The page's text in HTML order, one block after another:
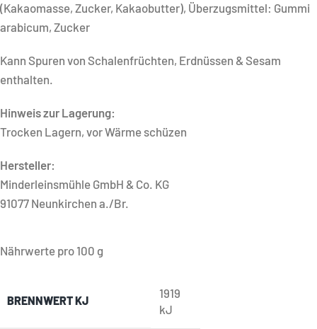
(Kakaomasse, Zucker, Kakaobutter), Überzugsmittel: Gummi
arabicum, Zucker
Kann Spuren von Schalenfrüchten, Erdnüssen & Sesam
enthalten.
Hinweis zur Lagerung:
Trocken Lagern, vor Wärme schüzen
Hersteller:
Minderleinsmühle GmbH & Co. KG
91077 Neunkirchen a./Br.
Nährwerte pro 100 g
BRENNWERT KJ
1919
kJ